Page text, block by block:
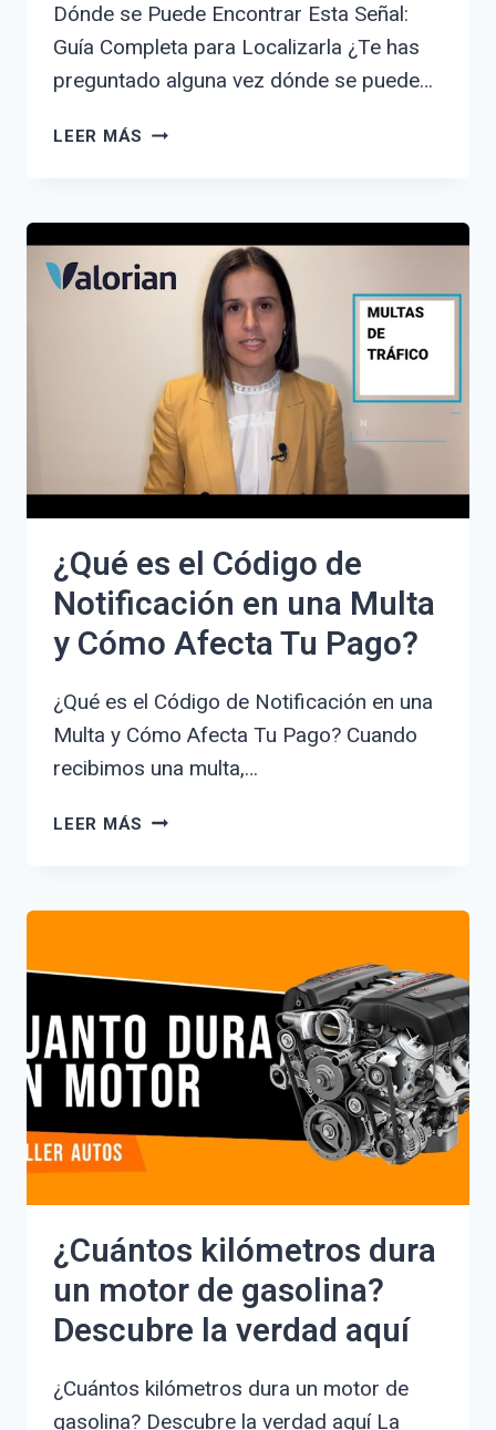
Dónde se Puede Encontrar Esta Señal:
Guía Completa para Localizarla ¿Te has
preguntado alguna vez dónde se puede…
LEER MÁS DÓNDE
GUÍA
COMPLETA
LOCALIZARLA
¿Qué es el Código de
Notificación en una Multa
y Cómo Afecta Tu Pago?
¿Qué es el Código de Notificación en una
Multa y Cómo Afecta Tu Pago? Cuando
recibimos una multa,…
LEER MÁS ¿QUÉ
EN
MULTA
Y
CÓMO
AFECTA
TU
PAGO?
¿Cuántos kilómetros dura
un motor de gasolina?
Descubre la verdad aquí
¿Cuántos kilómetros dura un motor de
gasolina? Descubre la verdad aquí La